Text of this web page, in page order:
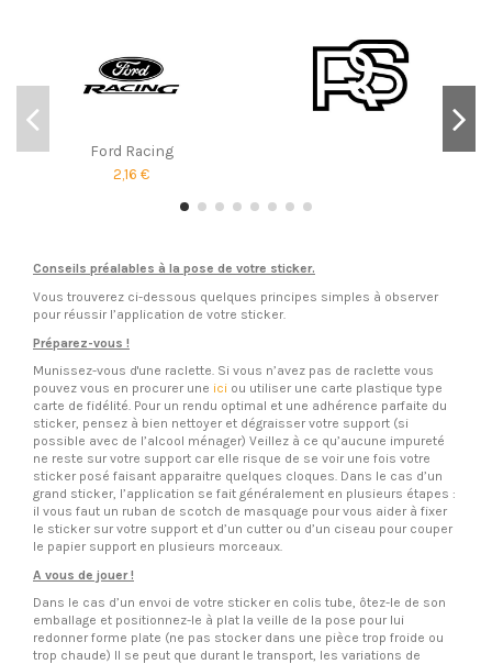
Ford Racing
2,16 €
Conseils préalables à la pose de votre sticker.
Vous trouverez ci-dessous quelques principes simples à observer
pour réussir l’application de votre sticker.
Préparez-vous !
Munissez-vous d'une raclette. Si vous n’avez pas de raclette vous
pouvez vous en procurer une ici ou utiliser une carte plastique type
carte de fidélité. Pour un rendu optimal et une adhérence parfaite du
sticker, pensez à bien nettoyer et dégraisser votre support (si
possible avec de l’alcool ménager) Veillez à ce qu’aucune impureté
ne reste sur votre support car elle risque de se voir une fois votre
sticker posé faisant apparaitre quelques cloques. Dans le cas d’un
grand sticker, l’application se fait généralement en plusieurs étapes :
il vous faut un ruban de scotch de masquage pour vous aider à fixer
le sticker sur votre support et d’un cutter ou d’un ciseau pour couper
le papier support en plusieurs morceaux.
A vous de jouer !
Dans le cas d’un envoi de votre sticker en colis tube, ôtez-le de son
emballage et positionnez-le à plat la veille de la pose pour lui
redonner forme plate (ne pas stocker dans une pièce trop froide ou
trop chaude) Il se peut que durant le transport, les variations de